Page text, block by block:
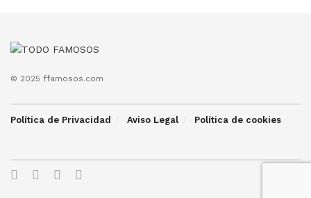
© 2025 ffamosos.com
Política de Privacidad Aviso Legal Política de cookies